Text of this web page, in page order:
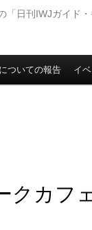
「日刊IWJガイド
ついての報告 イ
クカフ